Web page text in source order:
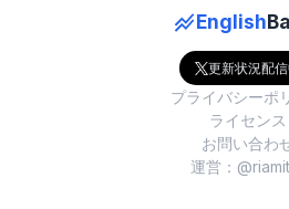
English
更新状況配
プライバシーポ
ライセンス
お問い合わ
運営：